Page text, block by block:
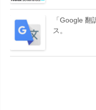
「Google
ス。